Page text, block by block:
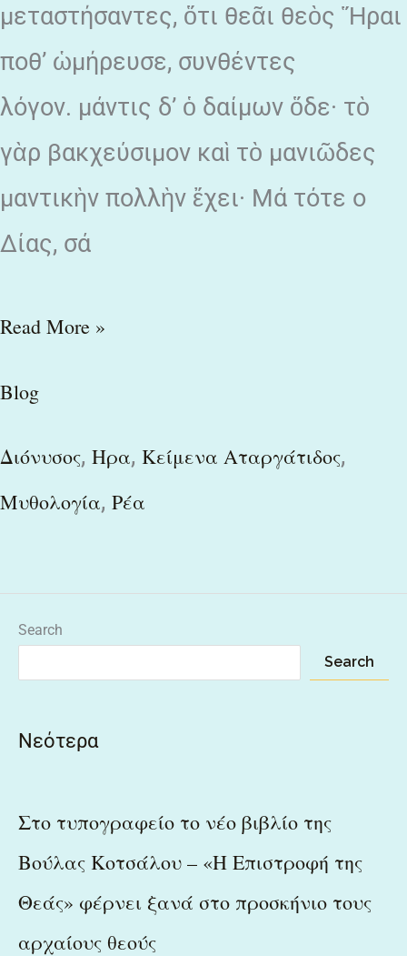
μεταστήσαντες, ὅτι θεᾶι θεὸς Ἥραι
ποθ’ ὡμήρευσε, συνθέντες
λόγον. μάντις δ’ ὁ δαίμων ὅδε· τὸ
γὰρ βακχεύσιμον καὶ τὸ μανιῶδες
μαντικὴν πολλὴν ἔχει· Μά τότε ο
Δίας, σά
Read More »
Blog
Διόνυσος, Ηρα, Κείμενα Αταργάτιδος,
Μυθολογία, Ρέα
Search
Search
Νεότερα
Στο τυπογραφείο το νέο βιβλίο της
Βούλας Κοτσάλου – «Η Επιστροφή της
Θεάς» φέρνει ξανά στο προσκήνιο τους
αρχαίους θεούς